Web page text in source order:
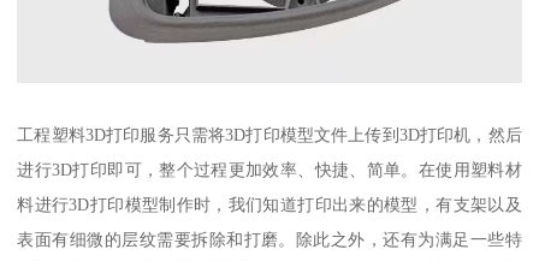
工程塑料3D打印服务只需将3D打印模型文件上传到3D打印机，然后
进行3D打印即可，整个过程更加效率、快捷、简单。在使用塑料材
料进行3D打印模型制作时，我们知道打印出来的模型，有支架以及
表面有细微的层纹需要拆除和打磨。除此之外，还有为满足一些特